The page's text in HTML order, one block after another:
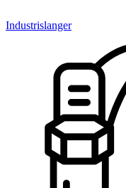
Industrislanger